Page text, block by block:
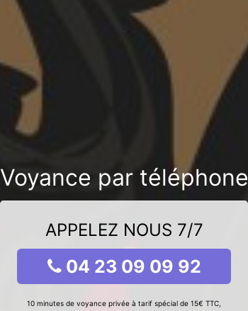
Voyance par téléphone
APPELEZ NOUS 7/7
04 23 09 09 92
10 minutes de voyance privée à tarif spécial de 15€ TTC,